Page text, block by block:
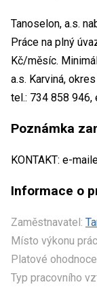
Tanoselon, a.s.
Práce na plný
Kč/měsíc.
a.s. Karviná,
tel.: 734 858 946,
Poznámka
KONTAKT: e-
Informace o
Zaměstnavatel:
Místo výkonu
Platové
Typ pracovního